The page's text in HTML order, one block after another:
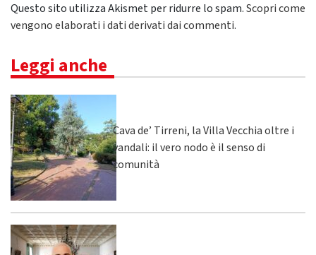
Questo sito utilizza Akismet per ridurre lo spam.Scopri come
vengono elaborati i dati derivati dai commenti.
Leggi anche
Cava de’ Tirreni, la Villa Vecchia oltre i
vandali: il vero nodo è il senso di
comunità